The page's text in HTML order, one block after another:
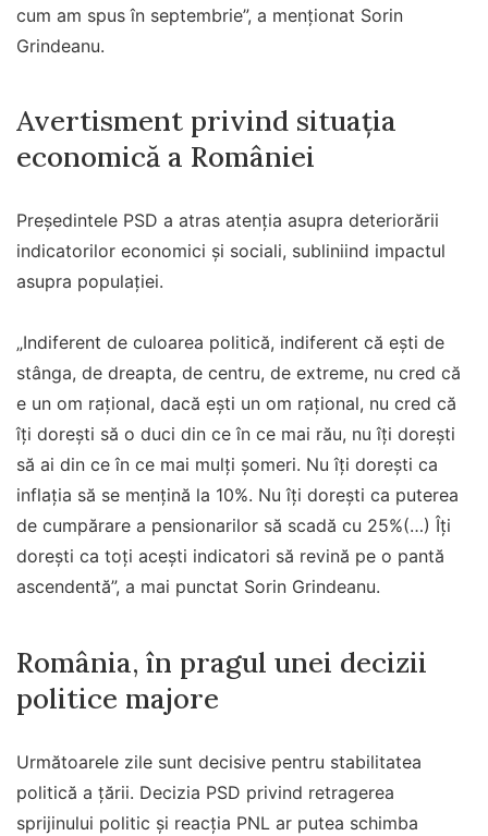
cum am spus în septembrie”, a menţionat Sorin
Grindeanu.
Avertisment privind situația
economică a României
Preşedintele PSD a atras atenția asupra deteriorării
indicatorilor economici și sociali, subliniind impactul
asupra populației.
„Indiferent de culoarea politică, indiferent că eşti de
stânga, de dreapta, de centru, de extreme, nu cred că
e un om raţional, dacă eşti un om raţional, nu cred că
îţi doreşti să o duci din ce în ce mai rău, nu îţi doreşti
să ai din ce în ce mai mulţi şomeri. Nu îţi doreşti ca
inflaţia să se menţină la 10%. Nu îţi doreşti ca puterea
de cumpărare a pensionarilor să scadă cu 25%(…) Îţi
doreşti ca toţi aceşti indicatori să revină pe o pantă
ascendentă”, a mai punctat Sorin Grindeanu.
România, în pragul unei decizii
politice majore
Următoarele zile sunt decisive pentru stabilitatea
politică a țării. Decizia PSD privind retragerea
sprijinului politic și reacția PNL ar putea schimba